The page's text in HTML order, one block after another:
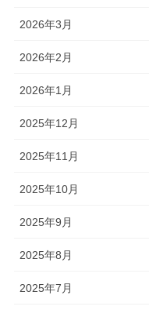
2026年3月
2026年2月
2026年1月
2025年12月
2025年11月
2025年10月
2025年9月
2025年8月
2025年7月